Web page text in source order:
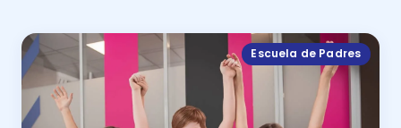
Escuela de Padres